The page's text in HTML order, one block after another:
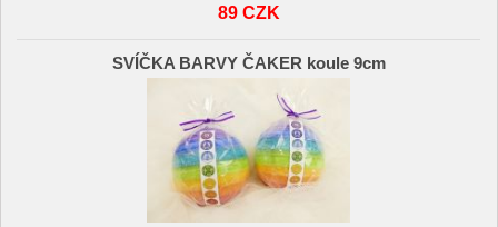
89 CZK
SVÍČKA BARVY ČAKER koule 9cm